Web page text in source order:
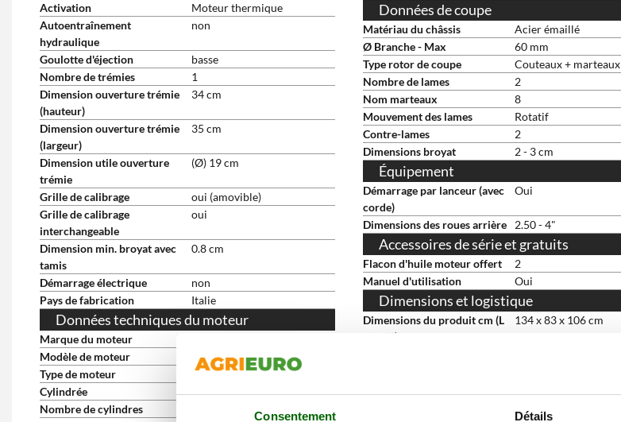
Consentement Détails
Activation
Moteur thermique
Autoentraînement
hydraulique
non
Goulotte d'éjection
basse
Nombre de trémies
1
Dimension ouverture trémie
(hauteur)
34 cm
Dimension ouverture trémie
(largeur)
35 cm
Dimension utile ouverture
trémie
(Ø) 19 cm
Grille de calibrage
oui (amovible)
Grille de calibrage
interchangeable
oui
Dimension min. broyat avec
tamis
0.8 cm
Démarrage électrique
non
Pays de fabrication
Italie
Données techniques du moteur
Marque du moteur
Modèle de moteur
GX 200
Type de moteur
4 temps
Cylindrée
196 cm³
Nombre de cylindres
Données de coupe
Matériau du châssis
Acier émaillé
Ø Branche - Max
60 mm
Type rotor de coupe
Couteaux + marteaux
Nombre de lames
2
Nom marteaux
8
Mouvement des lames
Rotatif
Contre-lames
2
Dimensions broyat
2 - 3 cm
Équipement
Démarrage par lanceur (avec
corde)
Oui
Dimensions des roues arrière 2.50 - 4"
Accessoires de série et gratuits
Flacon d'huile moteur offert
2
Manuel d'utilisation
Oui
Dimensions et logistique
Dimensions du produit cm (L
x l x H)
134 x 83 x 106 cm